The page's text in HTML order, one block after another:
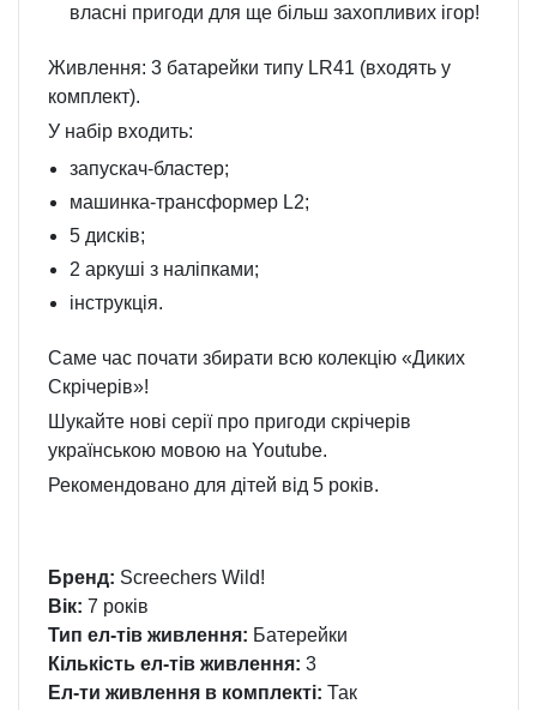
власні пригоди для ще більш захопливих ігор!
Живлення: 3 батарейки типу LR41 (входять у
комплект).
У набір входить:
запускач-бластер;
машинка-трансформер L2;
5 дисків;
2 аркуші з наліпками;
інструкція.
Саме час почати збирати всю колекцію «Диких
Скрічерів»!
Шукайте нові серії про пригоди скрічерів
українською мовою на Youtube.
Рекомендовано для дітей від 5 років.
Бренд: Screechers Wild!
Вік: 7 років
Тип ел-тів живлення: Батерейки
Кількість ел-тів живлення: 3
Ел-ти живлення в комплекті: Так